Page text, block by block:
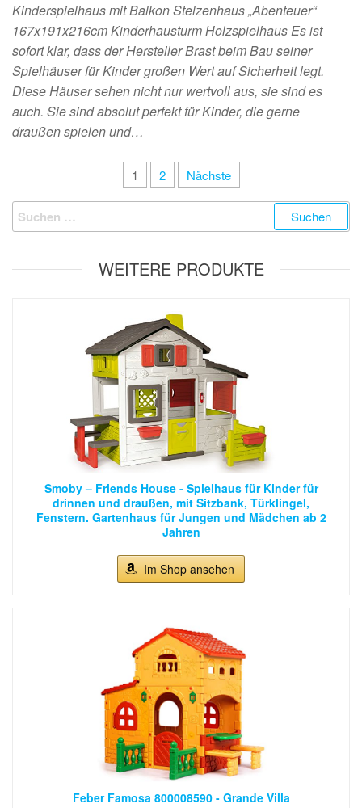
Kinderspielhaus mit Balkon Stelzenhaus „Abenteuer“
167x191x216cm Kinderhausturm Holzspielhaus Es ist
sofort klar, dass der Hersteller Brast beim Bau seiner
Spielhäuser für Kinder großen Wert auf Sicherheit legt.
Diese Häuser sehen nicht nur wertvoll aus, sie sind es
auch. Sie sind absolut perfekt für Kinder, die gerne
draußen spielen und…
1 2 Nächste
WEITERE PRODUKTE
Smoby – Friends House - Spielhaus für Kinder für
drinnen und draußen, mit Sitzbank, Türklingel,
Fenstern. Gartenhaus für Jungen und Mädchen ab 2
Jahren
Im Shop ansehen
Feber Famosa 800008590 - Grande Villa